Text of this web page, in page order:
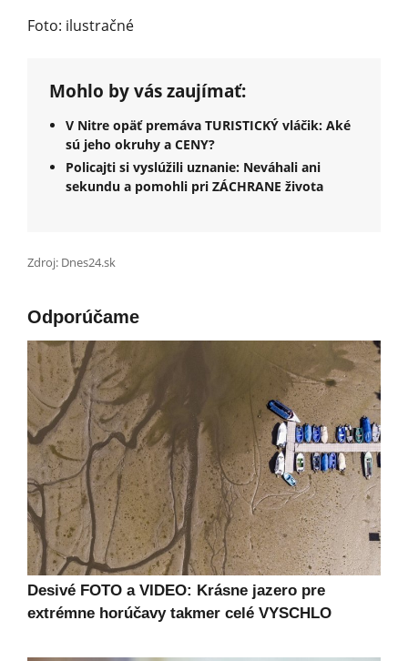
Foto: ilustračné
Mohlo by vás zaujímať:
V Nitre opäť premáva TURISTICKÝ vláčik: Aké
sú jeho okruhy a CENY?
Policajti si vyslúžili uznanie: Neváhali ani
sekundu a pomohli pri ZÁCHRANE života
Zdroj: Dnes24.sk
Odporúčame
Desivé FOTO a VIDEO: Krásne jazero pre
extrémne horúčavy takmer celé VYSCHLO